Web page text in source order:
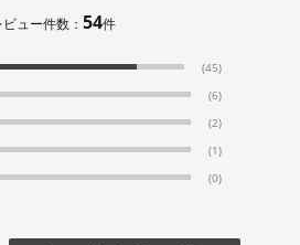
ビュー件数： 54件
(45)
(6)
(2)
(1)
(0)